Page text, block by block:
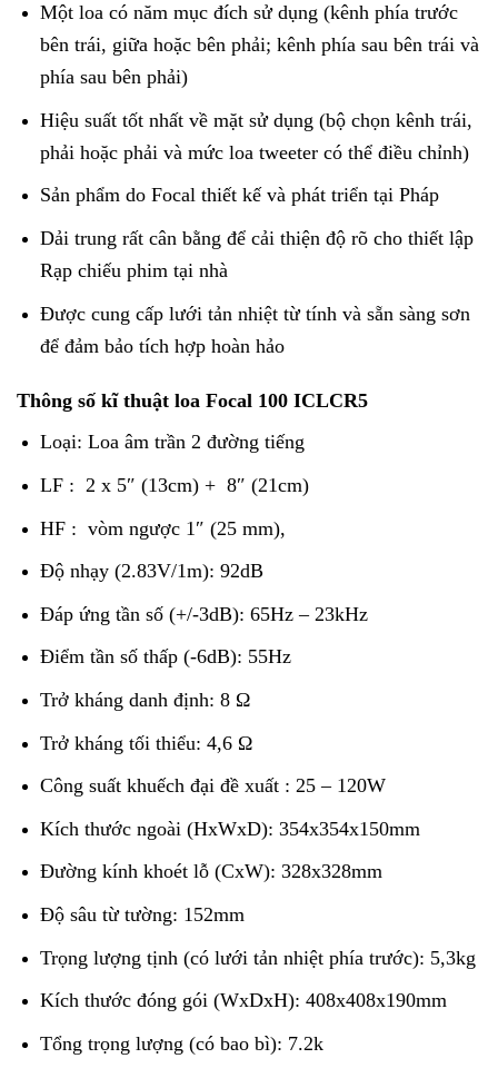
Một loa có năm mục đích sử dụng (kênh phía trước
bên trái, giữa hoặc bên phải; kênh phía sau bên trái và
phía sau bên phải)
Hiệu suất tốt nhất về mặt sử dụng (bộ chọn kênh trái,
phải hoặc phải và mức loa tweeter có thể điều chỉnh)
Sản phẩm do Focal thiết kế và phát triển tại Pháp
Dải trung rất cân bằng để cải thiện độ rõ cho thiết lập
Rạp chiếu phim tại nhà
Được cung cấp lưới tản nhiệt từ tính và sẵn sàng sơn
để đảm bảo tích hợp hoàn hảo
Thông số kĩ thuật loa Focal 100 ICLCR5
Loại: Loa âm trần 2 đường tiếng
LF : 2 x 5″ (13cm) + 8″ (21cm)
HF : vòm ngược 1″ (25 mm),
Độ nhạy (2.83V/1m): 92dB
Đáp ứng tần số (+/-3dB): 65Hz – 23kHz
Điểm tần số thấp (-6dB): 55Hz
Trở kháng danh định: 8 Ω
Trở kháng tối thiểu: 4,6 Ω
Công suất khuếch đại đề xuất : 25 – 120W
Kích thước ngoài (HxWxD): 354x354x150mm
Đường kính khoét lỗ (CxW): 328x328mm
Độ sâu từ tường: 152mm
Trọng lượng tịnh (có lưới tản nhiệt phía trước): 5,3kg
Kích thước đóng gói (WxDxH): 408x408x190mm
Tổng trọng lượng (có bao bì): 7.2k